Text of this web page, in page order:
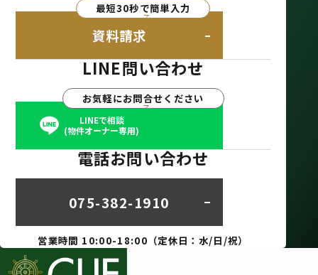
最短30秒で簡単入力
資料請求
LINE問い合わせ
お気軽にお問合せください
LINEで相談
(物件オーナー専用)
電話お問い合わせ
075-382-1910
営業時間 10:00-18:00（定休日：水/日/祝）